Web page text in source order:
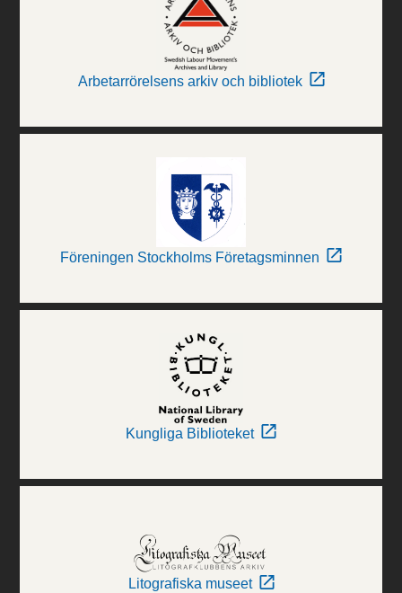
Arbetarrörelsens arkiv och bibliotek
Föreningen Stockholms Företagsminnen
Kungliga Biblioteket
Litografiska museet